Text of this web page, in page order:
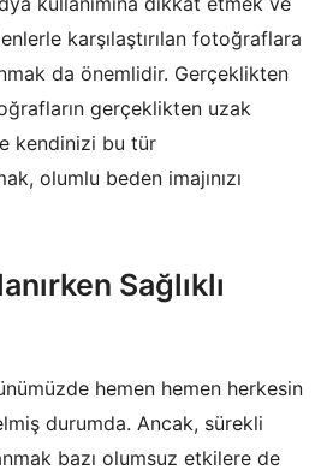
karşılaştırılan fotoğraflara
da önemlidir. Gerçeklikten
gerçeklikten uzak
kendinizi bu tür
olumlu beden imajınızı
Sağlıklı
hemen hemen herkesin
durumda. Ancak, sürekli
bazı olumsuz etkilere de